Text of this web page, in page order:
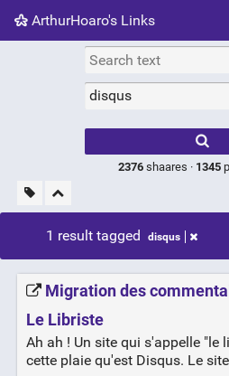
ArthurHoaro's Links
Picture wall
2376 shaares · 1345
1 result tagged disqus
Migration des
Le Libriste
Ah ah ! Un site qui s'appelle "le
cette plaie qu'est Disqus. Le